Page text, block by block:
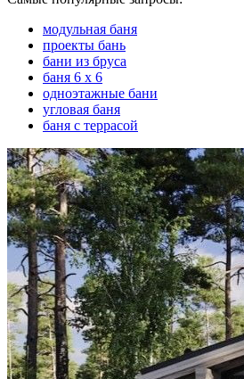
модульная баня
проекты бань
бани из бруса
баня 6 х 6
одноэтажные бани
угловая баня
баня с террасой